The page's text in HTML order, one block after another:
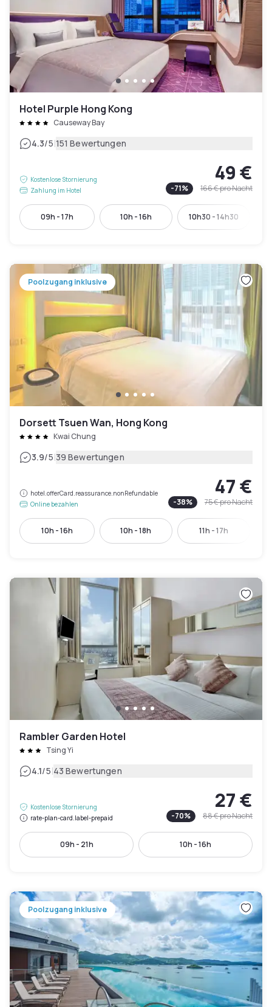
Hotel Purple Hong Kong
Causeway Bay
4.3/5|151 Bewertungen
Kostenlose Stornierung
Zahlung im Hotel
49 €
-71% 166 €pro Nacht
09h - 17h 10h - 16h 10h30 - 14h30
Poolzugang inklusive
Dorsett Tsuen Wan, Hong Kong
Kwai Chung
3.9/5|39 Bewertungen
hotel.offerCard.reassurance.nonRefundable
Online bezahlen
47 €
-38% 75 €pro Nacht
10h - 16h 10h - 18h 11h - 17h
Rambler Garden Hotel
Tsing Yi
4.1/5|43 Bewertungen
Kostenlose Stornierung
rate-plan-card.label-prepaid
27 €
-70% 88 €pro Nacht
09h - 21h 10h - 16h
Poolzugang inklusive